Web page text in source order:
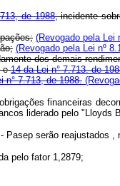
de 1988, incidente
(Revogado pela Lei
(Revogado pela Lei nº
dos demais
e14 da Lei n° 7.713. de
n° 7.713, de 1988.
financeiras
liderado pelo "Lloyds
serão reajustados
pelo fator 1,2879;